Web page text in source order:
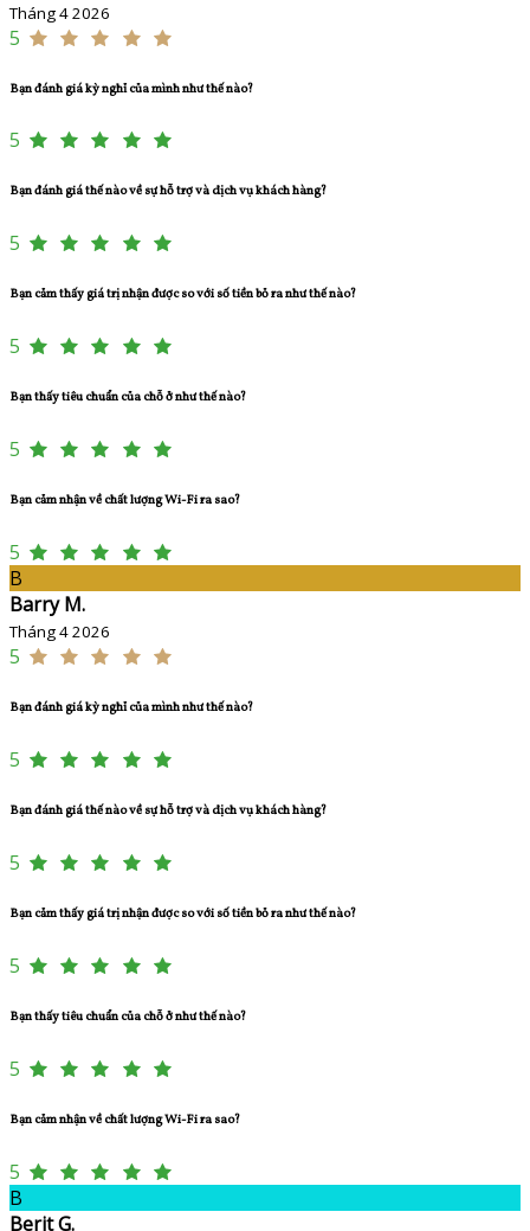
Tháng 4 2026
5
Bạn đánh giá kỳ nghỉ của mình như thế nào?
5
Bạn đánh giá thế nào về sự hỗ trợ và dịch vụ khách hàng?
5
Bạn cảm thấy giá trị nhận được so với số tiền bỏ ra như thế nào?
5
Bạn thấy tiêu chuẩn của chỗ ở như thế nào?
5
Bạn cảm nhận về chất lượng Wi-Fi ra sao?
5
B
Barry M.
Tháng 4 2026
5
Bạn đánh giá kỳ nghỉ của mình như thế nào?
5
Bạn đánh giá thế nào về sự hỗ trợ và dịch vụ khách hàng?
5
Bạn cảm thấy giá trị nhận được so với số tiền bỏ ra như thế nào?
5
Bạn thấy tiêu chuẩn của chỗ ở như thế nào?
5
Bạn cảm nhận về chất lượng Wi-Fi ra sao?
5
B
Berit G.